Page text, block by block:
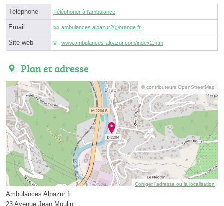
Téléphone Téléphoner à l'ambulance
Email ambulances.alpazur2ⓐorange.fr
Site web www.ambulances-alpazur.com/index2.htm
Plan et adresse
© contributeurs OpenStreetMap
Corriger l’adresse ou la localisation
Ambulances Alpazur Ii
23 Avenue Jean Moulin